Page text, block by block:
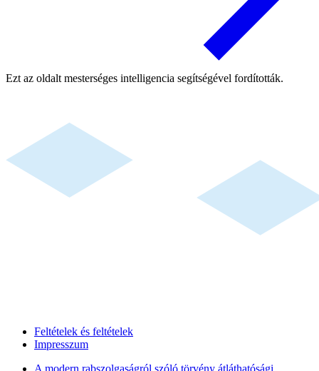
Ezt az oldalt mesterséges intelligencia segítségével fordították.
Feltételek és feltételek
Impresszum
A modern rabszolgaságról szóló törvény átláthatósági